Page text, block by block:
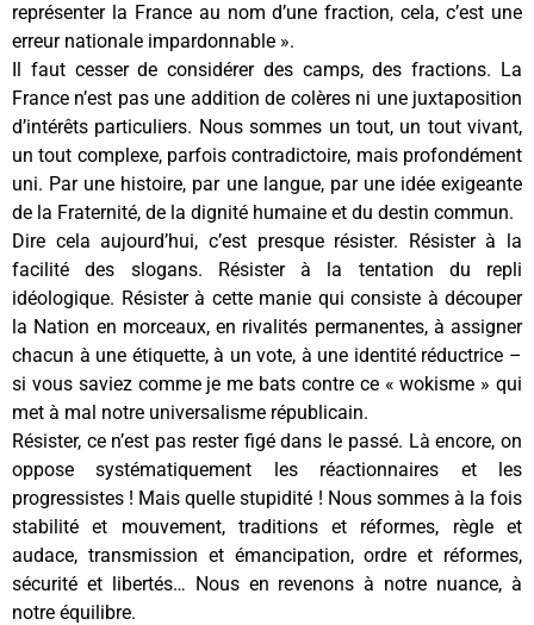
représenter la France au nom d’une fraction, cela, c’est une
erreur nationale impardonnable ».
Il faut cesser de considérer des camps, des fractions. La
France n’est pas une addition de colères ni une juxtaposition
d’intérêts particuliers. Nous sommes un tout, un tout vivant,
un tout complexe, parfois contradictoire, mais profondément
uni. Par une histoire, par une langue, par une idée exigeante
de la Fraternité, de la dignité humaine et du destin commun.
Dire cela aujourd’hui, c’est presque résister. Résister à la
facilité des slogans. Résister à la tentation du repli
idéologique. Résister à cette manie qui consiste à découper
la Nation en morceaux, en rivalités permanentes, à assigner
chacun à une étiquette, à un vote, à une identité réductrice –
si vous saviez comme je me bats contre ce « wokisme » qui
met à mal notre universalisme républicain.
Résister, ce n’est pas rester figé dans le passé. Là encore, on
oppose systématiquement les réactionnaires et les
progressistes ! Mais quelle stupidité ! Nous sommes à la fois
stabilité et mouvement, traditions et réformes, règle et
audace, transmission et émancipation, ordre et réformes,
sécurité et libertés… Nous en revenons à notre nuance, à
notre équilibre.